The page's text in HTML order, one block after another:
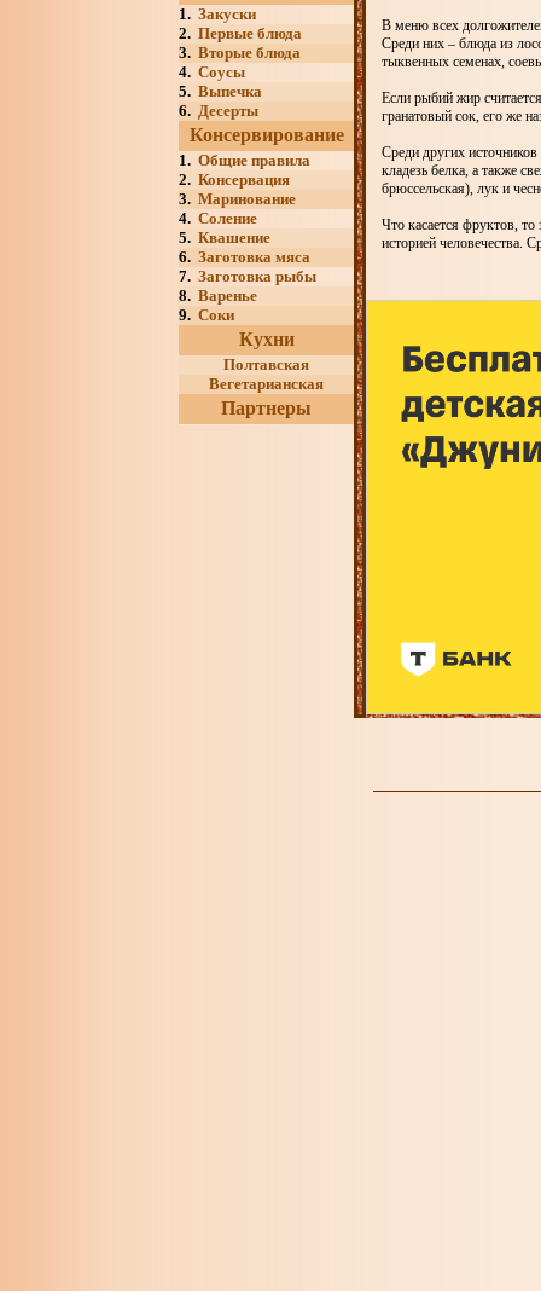
1. Закуски
2. Первые блюда
3. Вторые блюда
4. Соусы
5. Выпечка
6. Десерты
Консервирование
1. Общие правила
2. Консервация
3. Маринование
4. Соление
5. Квашение
6. Заготовка мяса
7. Заготовка рыбы
8. Варенье
9. Соки
Кухни
Полтавская
Вегетарианская
Партнеры
В меню всех
Среди них – блюда из
тыквенных семенах,
Если рыбий жир
гранатовый сок, его же
Среди других
кладезь белка, а также
брюссельская), лук и
Что касается фруктов, то
историей человечества.